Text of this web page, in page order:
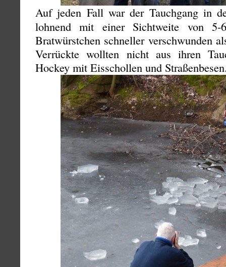
Auf jeden Fall war der Tauchgang in
lohnend mit einer Sichtweite von
Bratwürstchen schneller verschwunden
Verrückte wollten nicht aus ihren
Hockey mit Eisschollen und